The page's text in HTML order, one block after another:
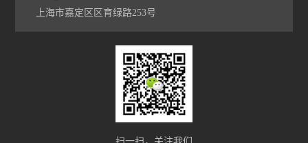
上海市嘉定区区育绿路253号